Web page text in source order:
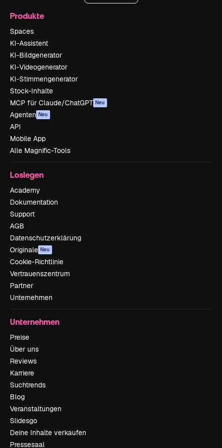
Produkte
Spaces
KI-Assistent
KI-Bildgenerator
KI-Videogenerator
KI-Stimmengenerator
Stock-Inhalte
MCP für Claude/ChatGPT Neu
Agenten Neu
API
Mobile App
Alle Magnific-Tools
Loslegen
Academy
Dokumentation
Support
AGB
Datenschutzerklärung
Originale Neu
Cookie-Richtlinie
Vertrauenszentrum
Partner
Unternehmen
Unternehmen
Preise
Über uns
Reviews
Karriere
Suchtrends
Blog
Veranstaltungen
Slidesgo
Deine Inhalte verkaufen
Pressesaal